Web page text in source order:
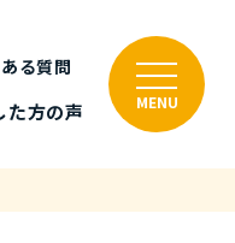
る質問
た⽅の声 MENU